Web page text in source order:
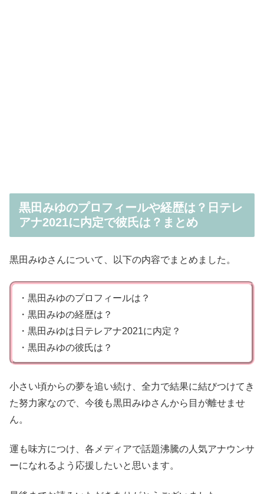
黒田みゆのプロフィールや経歴は？日テレ
アナ2021に内定で彼氏は？まとめ
黒田みゆさんについて、以下の内容でまとめました。
・黒田みゆのプロフィールは？
・黒田みゆの経歴は？
・黒田みゆは日テレアナ2021に内定？
・黒田みゆの彼氏は？
小さい頃からの夢を追い続け、全力で結果に結びつけてき
た努力家なので、今後も黒田みゆさんから目が離せませ
ん。
運も味方につけ、各メディアで話題沸騰の人気アナウンサ
ーになれるよう応援したいと思います。